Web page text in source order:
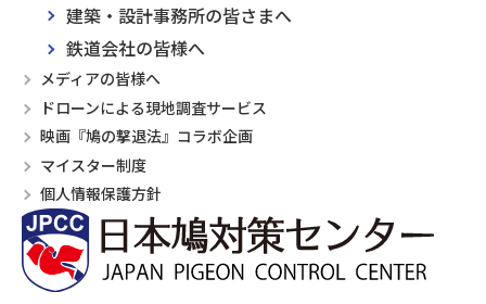
建築・設計事務所の皆さまへ
鉄道会社の皆様へ
メディアの皆様へ
ドローンによる現地調査サービス
映画『鳩の撃退法』コラボ企画
マイスター制度
個人情報保護方針